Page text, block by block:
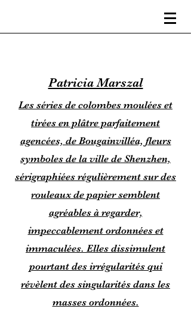
Patricia Marszal
Les séries de colombes moulées et
tirées en plâtre parfaitement
agencées, de Bougainvilléa, fleurs
symboles de la ville de Shenzhen,
sérigraphiées régulièrement sur des
rouleaux de papier semblent
agréables à regarder,
impeccablement ordonnées et
immaculées. Elles dissimulent
pourtant des irrégularités qui
révèlent des singularités dans les
masses ordonnées.